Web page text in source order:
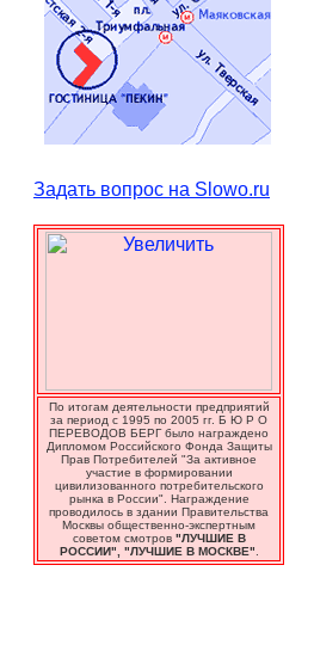
Задать вопрос на Slowo.ru
По итогам деятельности предприятий
за период с 1995 по 2005 гг. Б Ю Р О
ПЕРЕВОДОВ БЕРГ было награждено
Дипломом Российского Фонда Защиты
Прав Потребителей "За активное
участие в формировании
цивилизованного потребительского
рынка в России". Награждение
проводилось в здании Правительства
Москвы общественно-экспертным
советом смотров "ЛУЧШИЕ В
РОССИИ", "ЛУЧШИЕ В МОСКВЕ"